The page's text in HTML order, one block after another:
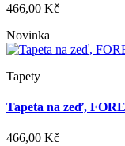
466,00 Kč
Novinka
Tapety
Tapeta na zeď,
466,00 Kč